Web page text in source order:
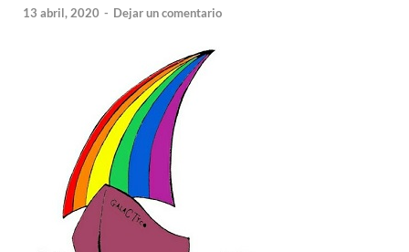
13 abril, 2020 - Dejar un comentario